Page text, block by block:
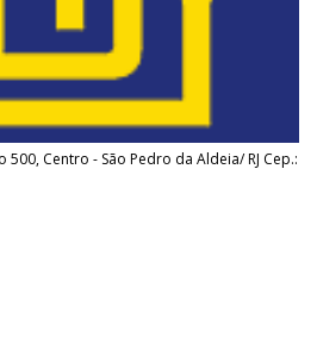
Centro - São Pedro da Aldeia/ RJ Cep.: